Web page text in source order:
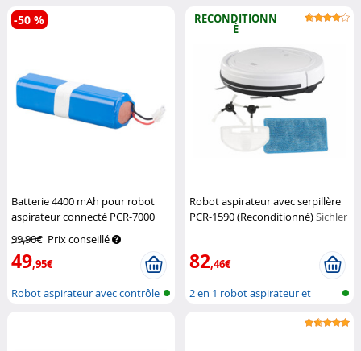
par...
Batterie 4400 mAh pour robot
aspirateur connecté PCR-7000
Sichler Haushaltsgeräte
99,90€ Prix conseillé
49,95€
-50 %
Robot aspirateur avec contrôle
RECONDITIONN
É
Robot aspirateur avec serpillère
PCR-1590 (Reconditionné)Sichler
82,46€
2 en 1 robot aspirateur et